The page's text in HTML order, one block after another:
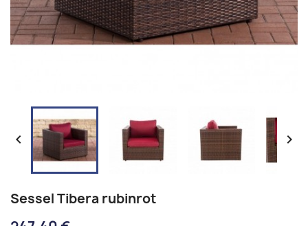
 
Sessel Tibera rubinrot